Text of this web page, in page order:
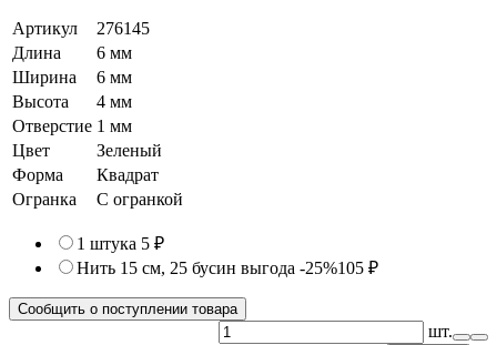
Артикул
276145
Длина
6 мм
Ширина
6 мм
Высота
4 мм
Отверстие 1 мм
Цвет
Зеленый
Форма
Квадрат
Огранка
С огранкой
1 штука 5 ₽
Нить 15 см, 25 бусин выгода -25%105 ₽
Сообщить о поступлении товара
шт.